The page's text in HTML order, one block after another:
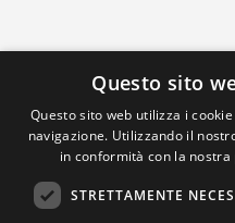
Questo sito
Questo sito web utilizza i
navigazione. Utilizzando il
in conformità con la nostra
STRETTAMENTE